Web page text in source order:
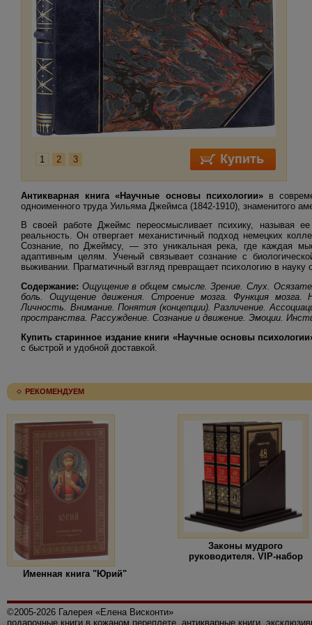
1 2 3
Антикварная книга «Научные основы психологии»в
одноименного труда Уильяма Джеймса (1842-1910), знаменитого
В своей работе Джеймс переосмысливает психику, называя
реальность. Он отвергает механистичный подход немецких
Сознание, по Джеймсу, — это уникальная река, где каждая
адаптивным целям. Ученый связывает сознание с
выживании. Прагматичный взгляд превращает психологию в
Содержание: Ощущение в общем смысле. Зрение. Слух.
боль. Ощущение движения. Строение мозга. Функция мозга.
Личность. Внимание. Понятия (концепции). Различение.
пространства. Рассуждение. Сознание и движение. Эмоции.
Купить старинное издание книги «Научные основы
с быстрой и удобной доставкой.
РЕКОМЕНДУЕМ
Именная книга "Юрий"
Законы мудрого
руководителя. VIP-набор
©2005-2026 Галерея «Елена Висконти»
подарочные книги в кожаном переплете, антикварные книги,